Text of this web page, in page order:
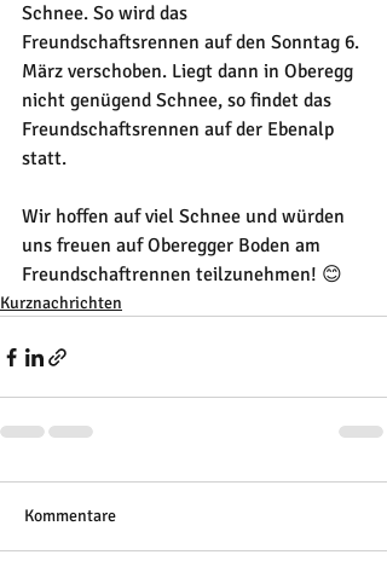
Schnee. So wird das
Freundschaftsrennen auf den Sonntag 6.
März verschoben. Liegt dann in Oberegg
nicht genügend Schnee, so findet das
Freundschaftsrennen auf der Ebenalp
statt.
Wir hoffen auf viel Schnee und würden
uns freuen auf Oberegger Boden am
Freundschaftrennen teilzunehmen! 😊
Kurznachrichten
Kommentare